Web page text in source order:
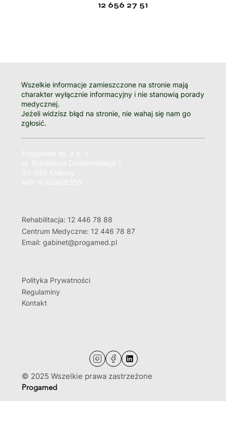
12 656 27 51
Wszelkie informacje zamieszczone na stronie mają
charakter wyłącznie informacyjny i nie stanowią porady
medycznej.
Jeżeli widzisz błąd na stronie, nie wahaj się nam go
zgłosić.
Rehabilitacja: 12 446 78 88
Centrum Medyczne: 12 446 78 87
Email: gabinet@progamed.pl
© 2025 Wszelkie prawa zastrzeżone
Progamed
Polityka Prywatności
Regulaminy
Kontakt